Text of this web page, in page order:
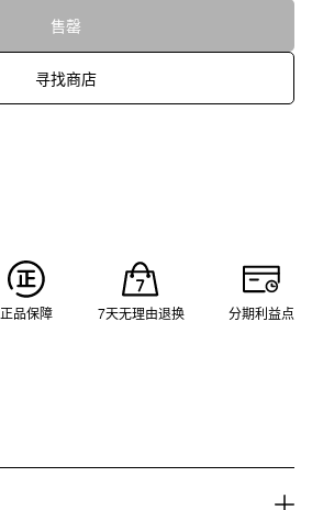
售罄
寻找商店
正品保障 7天无理由退换 分期利益点